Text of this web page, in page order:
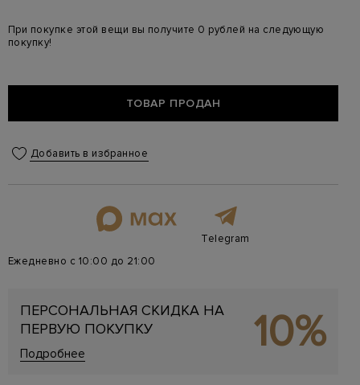
При покупке этой вещи вы получите 0 рублей на следующую
покупку!
ТОВАР ПРОДАН
Добавить в избранное
Telegram
Ежедневно с 10:00 до 21:00
ПЕРСОНАЛЬНАЯ СКИДКА НА
ПЕРВУЮ ПОКУПКУ
Подробнее 10%